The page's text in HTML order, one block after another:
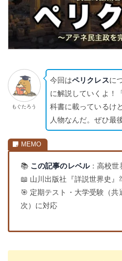
もぐたろう
今回はペリクレスに
に解説していくよ！
科書に載っているけ
人物なんだ。ぜひ最
📚 この記事のレベル：高校世
📖 山川出版社『詳説世界史』
🎯 定期テスト・大学受験（共
次）に対応